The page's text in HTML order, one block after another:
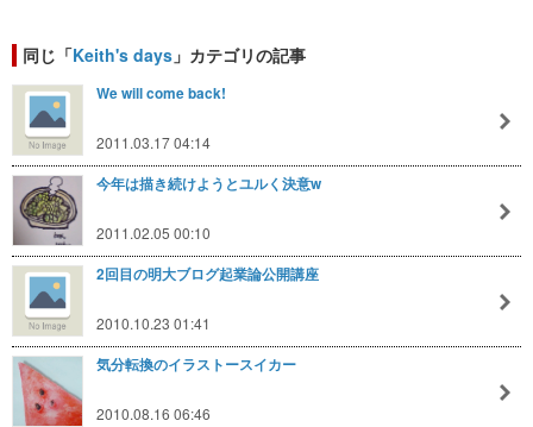
同じ「Keith's days 」カテゴリの記事
We will come back!
2011.03.17 04:14
今年は描き続けようとユルく決意w
2011.02.05 00:10
2回目の明大ブログ起業論公開講座
2010.10.23 01:41
気分転換のイラストースイカー
2010.08.16 06:46